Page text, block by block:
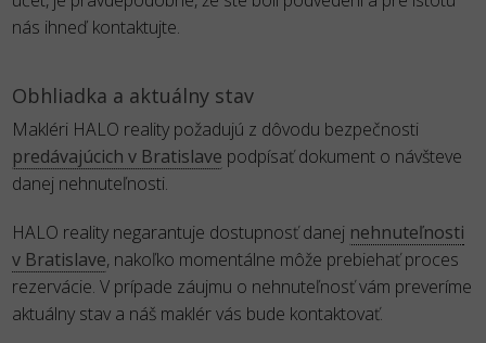
nás ihneď kontaktujte.
Obhliadka a aktuálny stav
Makléri HALO reality požadujú z dôvodu bezpečnosti
predávajúcich v Bratislave podpísať dokument o návšteve
danej nehnuteľnosti.
HALO reality negarantuje dostupnosť danej nehnuteľnosti
v Bratislave, nakoľko momentálne môže prebiehať proces
rezervácie. V prípade záujmu o nehnuteľnosť vám preveríme
aktuálny stav a náš maklér vás bude kontaktovať.